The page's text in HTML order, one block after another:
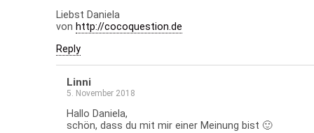
Liebst Daniela
von http://cocoquestion.de
Reply
Linni
5. November 2018
Hallo Daniela,
schön, dass du mit mir einer Meinung bist 🙂